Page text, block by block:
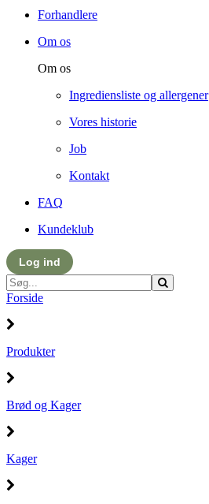
Forhandlere
Om os
Om os
Ingrediensliste og allergener
Vores historie
Job
Kontakt
FAQ
Kundeklub
Log ind
Forside
Produkter
Brød og Kager
Kager